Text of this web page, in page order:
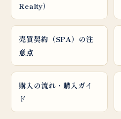
Realty）
売買契約（SPA）の注
意点
購入の流れ・購入ガイ
ド